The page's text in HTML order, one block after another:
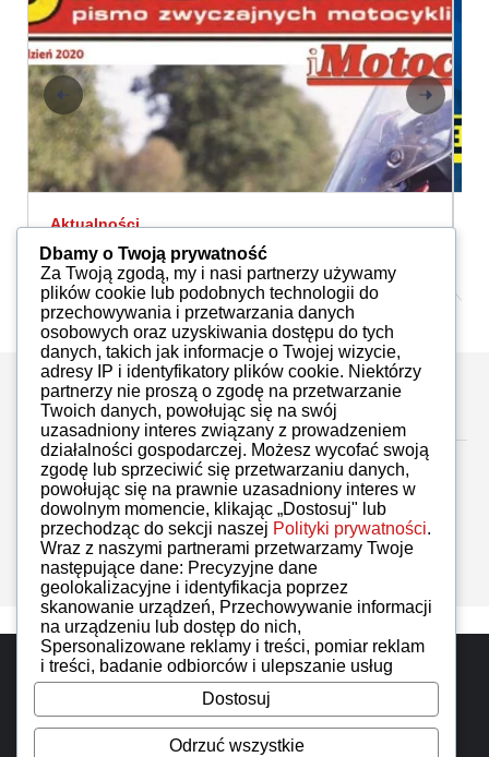
Aktualności
Ciąg dalszy nastąpił
Michał Pawlik 26.11.2020
Zostaw komentarz
Brak komentarzy
Do góry
iMoto wszelkie prawa zastrzeżone. Designed by
IzerGroup
Dbamy o Twoją prywatność
Za Twoją zgodą, my i nasi partnerzy używamy
plików cookie lub podobnych technologii do
przechowywania i przetwarzania danych
osobowych oraz uzyskiwania dostępu do tych
danych, takich jak informacje o Twojej wizycie,
adresy IP i identyfikatory plików cookie. Niektórzy
partnerzy nie proszą o zgodę na przetwarzanie
Twoich danych, powołując się na swój
uzasadniony interes związany z prowadzeniem
działalności gospodarczej. Możesz wycofać swoją
zgodę lub sprzeciwić się przetwarzaniu danych,
powołując się na prawnie uzasadniony interes w
dowolnym momencie, klikając „Dostosuj" lub
przechodząc do sekcji naszej Polityki prywatności.
Wraz z naszymi partnerami przetwarzamy Twoje
następujące dane: Precyzyjne dane
geolokalizacyjne i identyfikacja poprzez
skanowanie urządzeń, Przechowywanie informacji
na urządzeniu lub dostęp do nich,
Spersonalizowane reklamy i treści, pomiar reklam
i treści, badanie odbiorców i ulepszanie usług
Dostosuj
Odrzuć wszystkie